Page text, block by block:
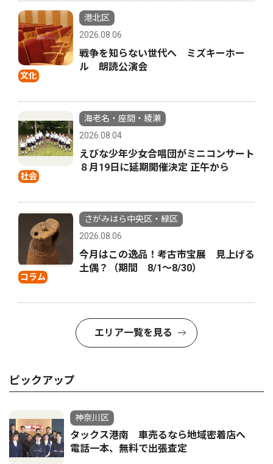
文化
港北区
2026.08.06
戦争を知らない世代へ ミズキーホー
ル 朗読公演会
社会
海老名・座間・綾瀬
2026.08.04
えびな少年少女合唱団がミニコンサート
８月19日に延期開催決定 正午から
コラム
さがみはら中央区・緑区
2026.08.06
今月はこの逸品！考古市宝展 見上げる
土偶？（期間 8/1〜8/30）
エリア一覧を見る
ピックアップ
神奈川区
タックス港南 車売るなら地域密着店へ
電話一本、無料で出張査定